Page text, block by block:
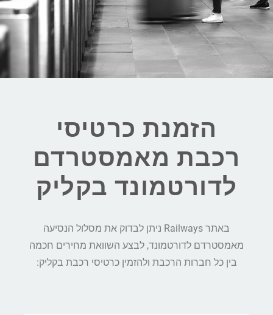
הזמנת כרטיסי
רכבת מאמסטרדם
לדורטמונד בקליק
באתר Railways ניתן לבדוק את מסלול הנסיעה
מאמסטרדם לדורטמונד, לבצע השוואת מחירים חכמה
בין כל חברות הרכבת ולהזמין כרטיסי רכבת בקליק: